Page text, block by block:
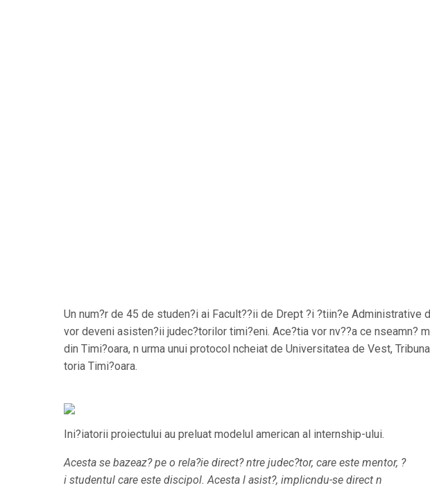
Un num?r de 45 de studen?i ai Facult??ii de Drept ?i ?tiin?e Administrative
vor deveni asisten?ii judec?torilor timi?eni. Ace?tia vor nv??a ce nseamn?
din Timi?oara, n urma unui protocol ncheiat de Universitatea de Vest,
toria Timi?oara.
Ini?iatorii proiectului au preluat modelul american al internship-ului.
Acesta se bazeaz? pe o rela?ie direct? ntre judec?tor, care este mentor, ?
i studentul care este discipol. Acesta l asist?, implicndu-se direct n